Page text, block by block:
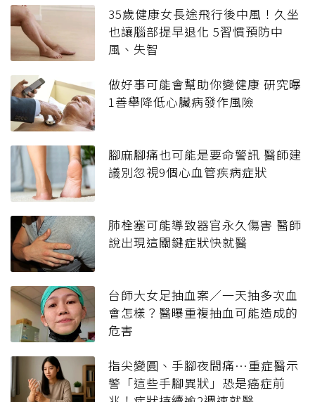
35歲健康女長途飛行後中風！久坐
也讓腦部提早退化 5習慣預防中
風、失智
做好事可能會幫助你變健康 研究曝
1善舉降低心臟病發作風險
腳麻腳痛也可能是要命警訊 醫師建
議別忽視9個心血管疾病症狀
肺栓塞可能導致器官永久傷害 醫師
說出現這關鍵症狀快就醫
台師大女足抽血案／一天抽多次血
會怎樣？醫曝重複抽血可能造成的
危害
指尖變圓、手腳夜間痛…重症醫示
警「這些手腳異狀」恐是癌症前